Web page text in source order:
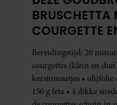
BRUSCHETTA
COURGETTE
JE METEEN
Bereidingstijd: 20
courgettes (klein en
kerstomaatjes • olijfolie
150 g feta • 4 dikke